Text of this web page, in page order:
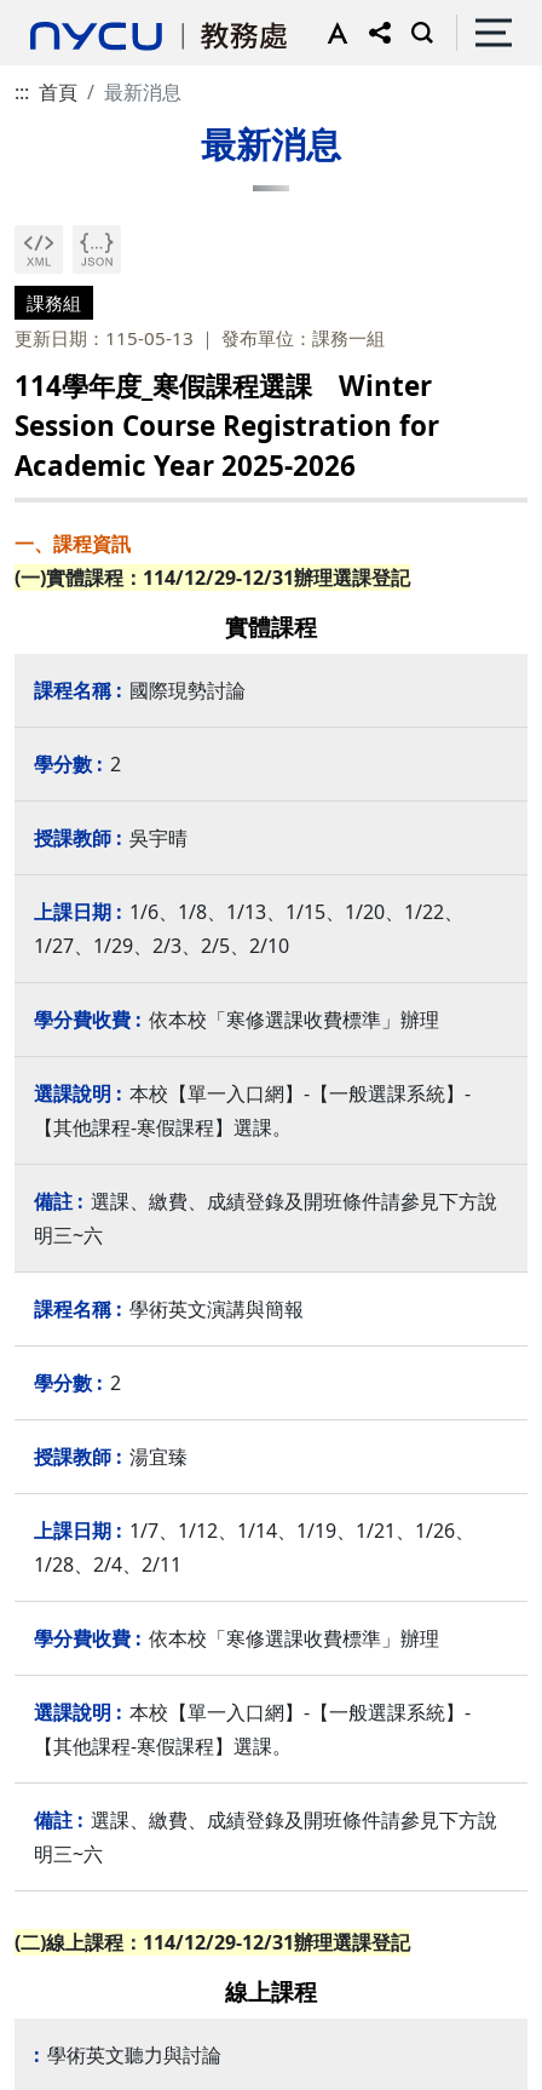
::: 首頁 最新消息
最新消息
課務組
更新日期：115-05-13
發布單位：課務一組
114學年度_寒假課程選課 Winter
Session Course Registration for
Academic Year 2025-2026
一、課程資訊
(一)實體課程：114/12/29-12/31辦理選課登記
實體課程
國際現勢討論
2
吳宇晴
1/6、1/8、1/13、1/15、1/20、1/22、
1/27、1/29、2/3、2/5、2/10
依本校「寒修選課收費標準」辦理
本校【單一入口網】-【一般選課系統】-
【其他課程-寒假課程】選課。
選課、繳費、成績登錄及開班條件請參見下方說
明三~六
學術英文演講與簡報
2
湯宜臻
1/7、1/12、1/14、1/19、1/21、1/26、
1/28、2/4、2/11
依本校「寒修選課收費標準」辦理
本校【單一入口網】-【一般選課系統】-
【其他課程-寒假課程】選課。
選課、繳費、成績登錄及開班條件請參見下方說
明三~六
(二)線上課程：114/12/29-12/31辦理選課登記
線上課程
學術英文聽力與討論